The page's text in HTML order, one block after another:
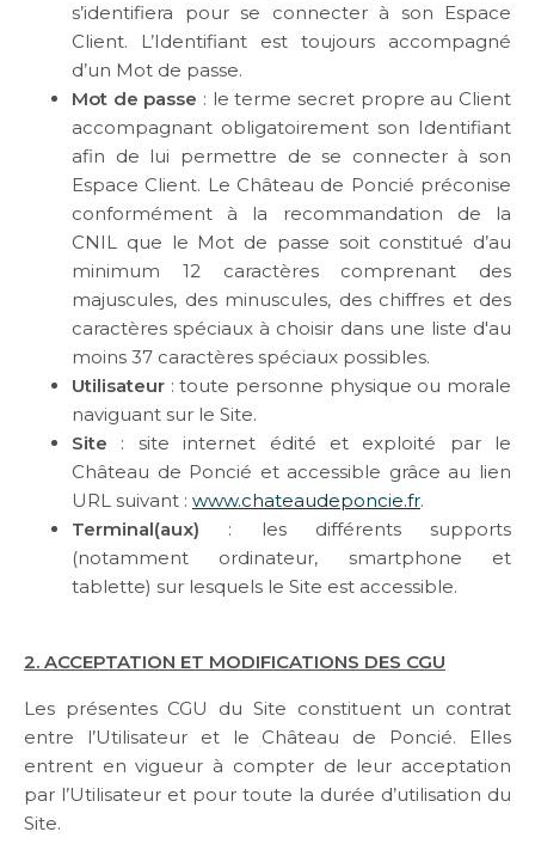
s’identifiera pour se connecter à son Espace
Client. L’Identifiant est toujours accompagné
d’un Mot de passe.
Mot de passe : le terme secret propre au Client
accompagnant obligatoirement son Identifiant
afin de lui permettre de se connecter à son
Espace Client. Le Château de Poncié préconise
conformément à la recommandation de la
CNIL que le Mot de passe soit constitué d’au
minimum 12 caractères comprenant des
majuscules, des minuscules, des chiffres et des
caractères spéciaux à choisir dans une liste d'au
moins 37 caractères spéciaux possibles.
Utilisateur : toute personne physique ou morale
naviguant sur le Site.
Site : site internet édité et exploité par le
Château de Poncié et accessible grâce au lien
URL suivant : www.chateaudeponcie.fr.
Terminal(aux) : les différents supports
(notamment ordinateur, smartphone et
tablette) sur lesquels le Site est accessible.
2. ACCEPTATION ET MODIFICATIONS DES CGU
Les présentes CGU du Site constituent un contrat
entre l’Utilisateur et le Château de Poncié. Elles
entrent en vigueur à compter de leur acceptation
par l’Utilisateur et pour toute la durée d’utilisation du
Site.